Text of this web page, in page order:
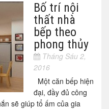
Bố trí nội
thất nhà
bếp theo
phong thủy
Tháng Sáu 2,
2016
Một căn bếp hiện
đại, đầy đủ công
sẽ giúp tổ ấm của gia